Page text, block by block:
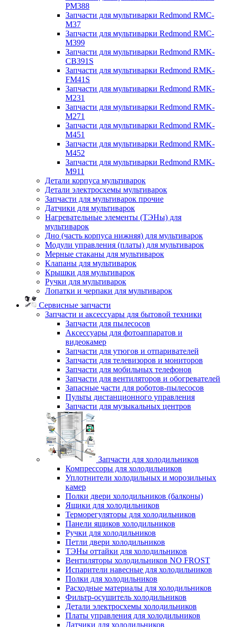
PM388
Запчасти для мультиварки Redmond RMC-
M37
Запчасти для мультиварки Redmond RMC-
M399
Запчасти для мультиварки Redmond RMK-
CB391S
Запчасти для мультиварки Redmond RMK-
FM41S
Запчасти для мультиварки Redmond RMK-
M231
Запчасти для мультиварки Redmond RMK-
M271
Запчасти для мультиварки Redmond RMK-
M451
Запчасти для мультиварки Redmond RMK-
M452
Запчасти для мультиварки Redmond RMK-
M911
Детали корпуса мультиварок
Детали электросхемы мультиварок
Запчасти для мультиварок прочие
Датчики для мультиварок
Нагревательные элементы (ТЭНы) для
мультиварок
Дно (часть корпуса нижняя) для мультиварок
Модули управления (платы) для мультиварок
Мерные стаканы для мультиварок
Клапаны для мультиварок
Крышки для мультиварок
Ручки для мультиварок
Лопатки и черпаки для мультиварок
Сервисные запчасти
Запчасти и аксессуары для бытовой техники
Запчасти для пылесосов
Аксессуары для фотоаппаратов и
видеокамер
Запчасти для утюгов и отпаривателей
Запчасти для телевизоров и мониторов
Запчасти для мобильных телефонов
Запчасти для вентиляторов и обогревателей
Запасные части для роботов-пылесосов
Пульты дистанционного управления
Запчасти для музыкальных центров
Запчасти для холодильников
Компрессоры для холодильников
Уплотнители холодильных и морозильных
камер
Полки двери холодильников (балконы)
Ящики для холодильников
Терморегуляторы для холодильников
Панели ящиков холодильников
Ручки для холодильников
Петли двери холодильников
ТЭНы оттайки для холодильников
Вентиляторы холодильников NO FROST
Испарители навесные для холодильников
Полки для холодильников
Расходные материалы для холодильников
Фильтр-осушитель холодильников
Детали электросхемы холодильников
Платы управления для холодильников
Датчики для холодильников